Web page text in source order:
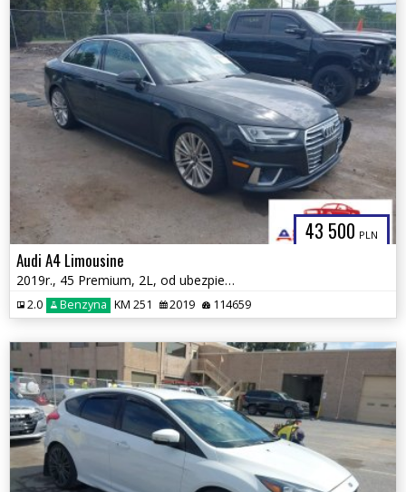
43 500 PLN
Audi A4 Limousine
2019r., 45 Premium, 2L, od ubezpieczalni
2.0 Benzyna KM 251 2019 114659